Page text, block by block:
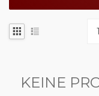
KEINE